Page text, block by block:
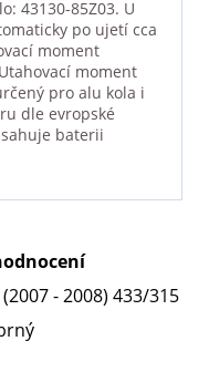
43130-85Z03. U
po ujetí cca
moment
moment
pro alu kola i
dle evropské
baterii
(2007 - 2008) 433/315